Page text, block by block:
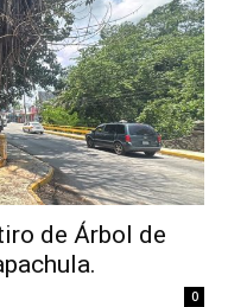
de Árbol de
0